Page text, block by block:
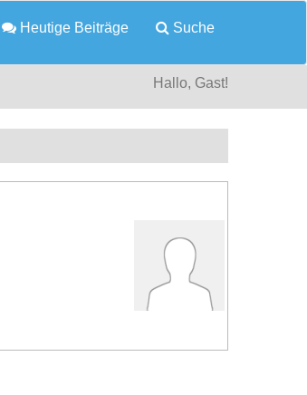
Heutige Beiträge Suche
Hallo, Gast!